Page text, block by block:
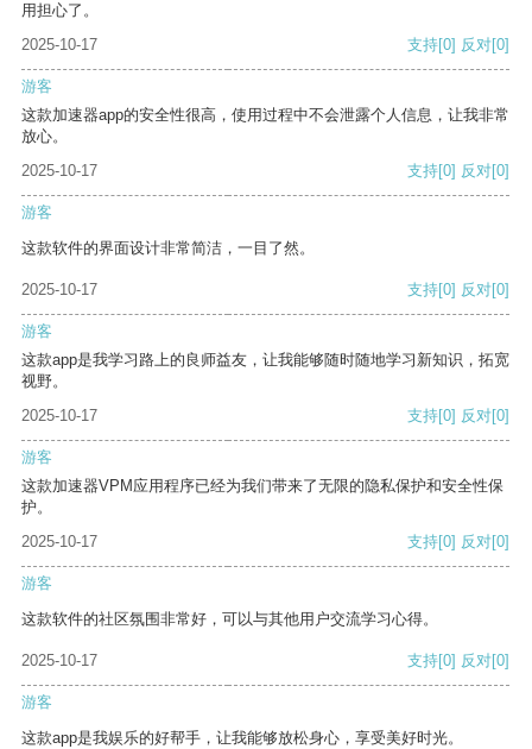
用担心了。
2025-10-17
支持[0] 反对[0]
游客
这款加速器app的安全性很高，使用过程中不会泄露个人信息，让我非常
放心。
2025-10-17
支持[0] 反对[0]
游客
这款软件的界面设计非常简洁，一目了然。
2025-10-17 支持[0] 反对[0]
游客
这款app是我学习路上的良师益友，让我能够随时随地学习新知识，拓宽
视野。
2025-10-17
支持[0] 反对[0]
游客
这款加速器VPM应用程序已经为我们带来了无限的隐私保护和安全性保
护。
2025-10-17
支持[0] 反对[0]
游客
这款软件的社区氛围非常好，可以与其他用户交流学习心得。
2025-10-17 支持[0] 反对[0]
游客
这款app是我娱乐的好帮手，让我能够放松身心，享受美好时光。